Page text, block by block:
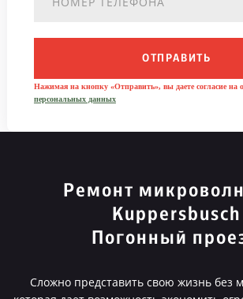
ОТПРАВИТЬ
Нажимая на кнопку «Отправить», вы даете согласие на
персональных данных
Ремонт
Kuppersbusch
Погонный
Сложно представить свою жизнь без